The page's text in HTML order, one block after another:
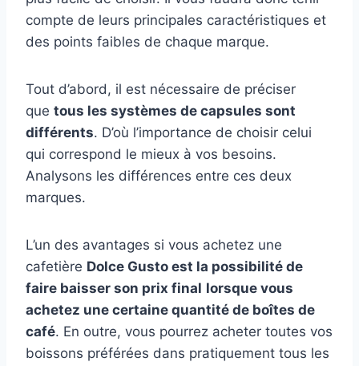
compte de leurs principales caractéristiques et
des points faibles de chaque marque.
Tout d’abord, il est nécessaire de préciser
que tous les systèmes de capsules sont
différents. D’où l’importance de choisir celui
qui correspond le mieux à vos besoins.
Analysons les différences entre ces deux
marques.
L’un des avantages si vous achetez une
cafetière Dolce Gusto est la possibilité de
faire baisser son prix final lorsque vous
achetez une certaine quantité de boîtes de
café. En outre, vous pourrez acheter toutes vos
boissons préférées dans pratiquement tous les